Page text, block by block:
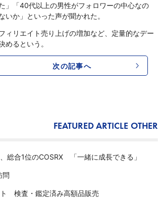
」「40代以上の男性がフォロワーの中心なの
か」といった声が聞かれた。
リエイト売り上げの増加など、定量的なデー
るという。
次の記事へ
FEATURED ARTICLE OTHER
総合1位のCOSRX 「一緒に成長できる」
問
ト 検査・鑑定済み高額品販売